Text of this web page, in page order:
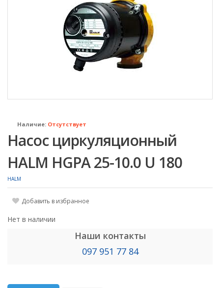
Наличие: Отсутствует
Насос циркуляционный
HALM HGPA 25-10.0 U 180
HALM
Добавить в избранное
Нет в наличии
Наши контакты
097 951 77 84